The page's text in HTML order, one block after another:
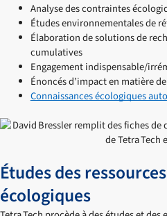
Analyse des contraintes
Études environnementales de
Élaboration de solutions de
cumulatives
Engagement indispensable/
Énoncés d’impact en matière
Connaissances écologiques
Études des
écologiques